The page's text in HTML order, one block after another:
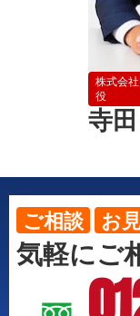
株式会
役
寺
ご相談 お
気軽にご